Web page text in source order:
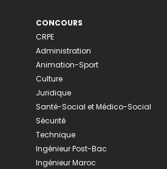
CONCOURS
CRPE
Administration
Animation-Sport
Culture
Juridique
Santé-Social et Médico-Social
Sécurité
Technique
Ingénieur Post-Bac
Ingénieur Maroc